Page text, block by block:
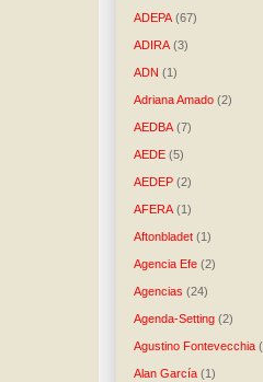
ADEPA (67)
ADIRA (3)
ADN (1)
Adriana Amado (2)
AEDBA (7)
AEDE (5)
AEDEP (2)
AFERA (1)
Aftonbladet (1)
Agencia Efe (2)
Agencias (24)
Agenda-Setting (2)
Agustino Fontevecchia
Alan García (1)